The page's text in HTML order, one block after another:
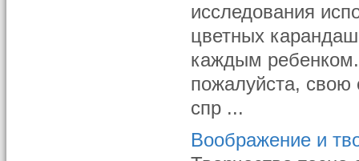
исследования
цветных
каждым ребенком.
пожалуйста, свою
спр ...
Воображение и